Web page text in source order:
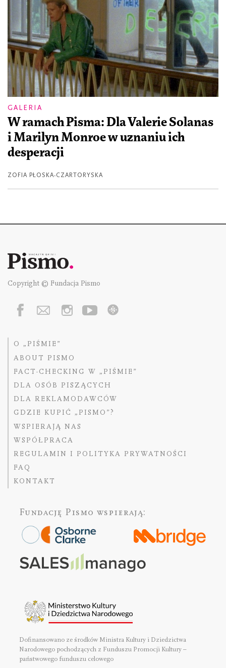
GALERIA
W ramach Pisma: Dla Valerie Solanas
i Marilyn Monroe w uznaniu ich
desperacji
ZOFIA PŁOSKA-CZARTORYSKA
Copyright © Fundacja Pismo
O „PIŚMIE”
ABOUT PISMO
FACT-CHECKING W „PIŚMIE”
DLA OSÓB PISZĄCYCH
DLA REKLAMODAWCÓW
GDZIE KUPIĆ „PISMO”?
WSPIERAJĄ NAS
WSPÓŁPRACA
REGULAMIN I POLITYKA PRYWATNOŚCI
FAQ
KONTAKT
Fundację Pismo wspierają:
Dofinansowano ze środków Ministra Kultury i Dziedzictwa
Narodowego pochodzących z Funduszu Promocji Kultury –
państwowego funduszu celowego